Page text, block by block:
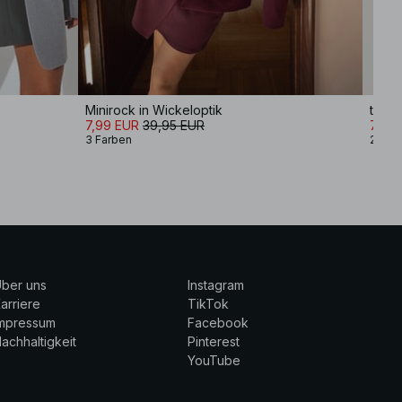
Minirock in Wickeloptik
7,99 EUR 39,95 EUR
3 Farben
7,99
2
uns
Instagram
TikTok
Facebook
Pinterest
YouTube